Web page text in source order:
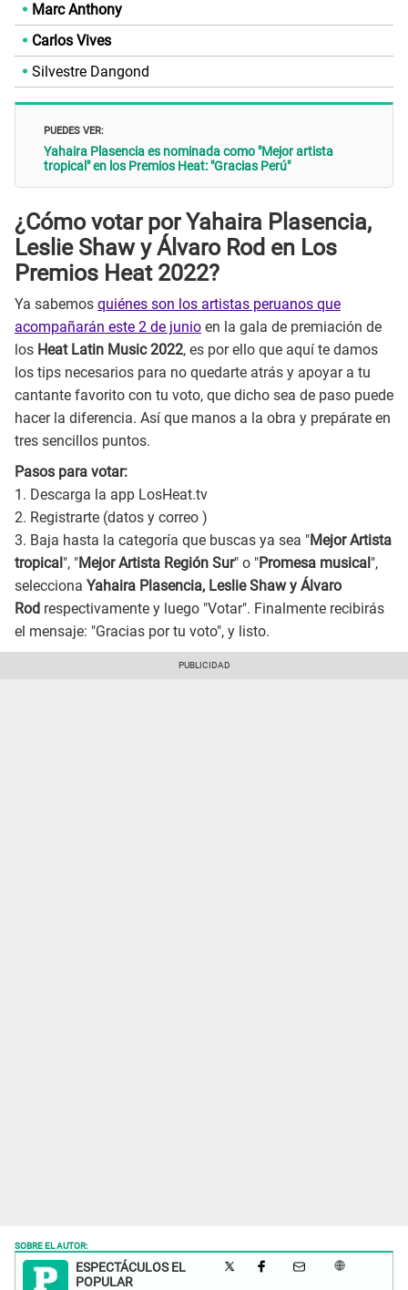
Marc Anthony
Carlos Vives
Silvestre Dangond
PUEDES VER:
Yahaira Plasencia es nominada como "Mejor artista
tropical" en los Premios Heat: "Gracias Perú"
¿Cómo votar por Yahaira Plasencia,
Leslie Shaw y Álvaro Rod en Los
Premios Heat 2022?
Ya sabemos quiénes son los artistas peruanos que
acompañarán este 2 de junio en la gala de premiación de
los Heat Latin Music 2022, es por ello que aquí te damos
los tips necesarios para no quedarte atrás y apoyar a tu
cantante favorito con tu voto, que dicho sea de paso puede
hacer la diferencia. Así que manos a la obra y prepárate en
tres sencillos puntos.
Pasos para votar:
1. Descarga la app LosHeat.tv
2. Registrarte (datos y correo )
3. Baja hasta la categoría que buscas ya sea "Mejor Artista
tropical ", "Mejor Artista Región Sur" o "Promesa musical ",
selecciona Yahaira Plasencia, Leslie Shaw y Álvaro
Rod respectivamente y luego "Votar". Finalmente recibirás
el mensaje: "Gracias por tu voto", y listo.
SOBRE EL AUTOR:
ESPECTÁCULOS EL
POPULAR